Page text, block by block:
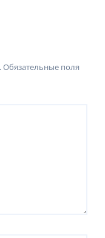
Обязательные поля